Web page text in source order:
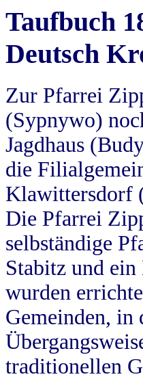
Taufbuch
Deutsch
Zur Pfarrei
(Sypnywo)
Jagdhaus
die
Klawittersdorf
Die Pfarrei
selbständige
Stabitz und
wurden
Gemeinden, in
traditionellen